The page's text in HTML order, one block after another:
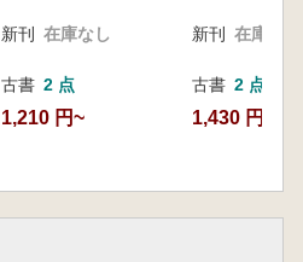
新刊 在庫なし
古書 2 点
1,210 円~
新刊 在庫なし
古書 2 点
1,430 円~